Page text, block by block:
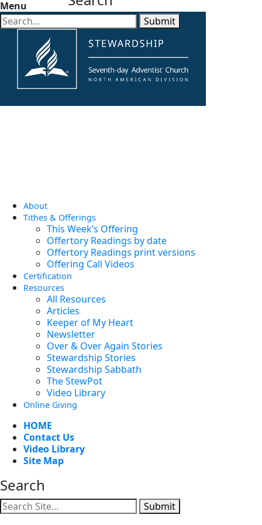
Menu
About
Tithes & Offerings
This Week’s Offering
Offertory Readings by date
Offertory Readings print versions
Offering Call Videos
Certification
Resources
All Resources
Articles
Keeper of My Heart
Newsletter
Over & Over Again Stories
Stewardship Stories
Stewardship Sabbath
The StewPot
Video Library
Online Giving
HOME
Contact Us
Video Library
Site Map
Search
Submit
Submit